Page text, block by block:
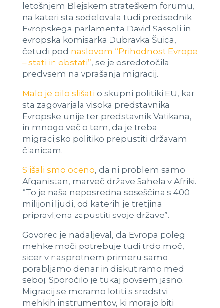
letošnjem Blejskem strateškem forumu,
na kateri sta sodelovala tudi predsednik
Evropskega parlamenta David Sassoli in
evropska komisarka Dubravka Šuica,
četudi pod naslovom “Prihodnost Evrope
– stati in obstati”, se je osredotočila
predvsem na vprašanja migracij.
Malo je bilo slišati o skupni politiki EU, kar
sta zagovarjala visoka predstavnika
Evropske unije ter predstavnik Vatikana,
in mnogo več o tem, da je treba
migracijsko politiko prepustiti državam
članicam.
Slišali smo oceno, da ni problem samo
Afganistan, marveč države Sahela v Afriki.
“To je naša neposredna soseščina s 400
milijoni ljudi, od katerih je tretjina
pripravljena zapustiti svoje države”.
Govorec je nadaljeval, da Evropa poleg
mehke moči potrebuje tudi trdo moč,
sicer v nasprotnem primeru samo
porabljamo denar in diskutiramo med
seboj. Sporočilo je tukaj povsem jasno.
Migracij se moramo lotiti s sredstvi
mehkih instrumentov, ki morajo biti